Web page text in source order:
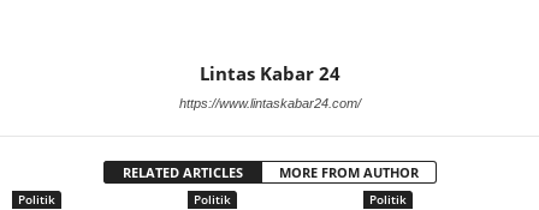
Lintas Kabar 24
https://www.lintaskabar24.com/
RELATED ARTICLES MORE FROM AUTHOR
Politik Politik Politik